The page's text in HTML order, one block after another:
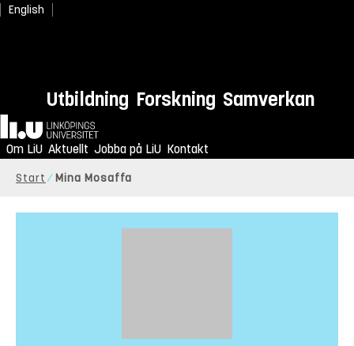
English
Utbildning Forskning Samverkan
Hem
Om LiU Aktuellt Jobba på LiU Kontakt
Start Mina Mosaffa